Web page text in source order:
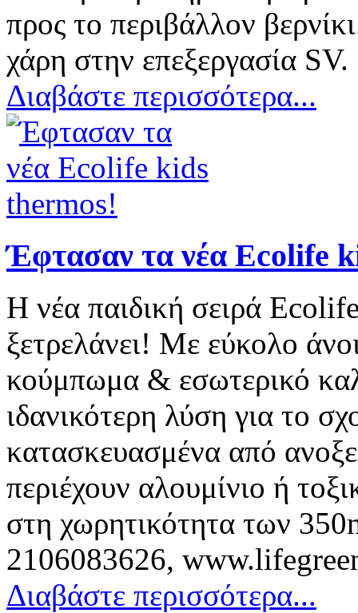
προς το περιβάλλον
χάρη στην επεξεργασία SV.
Διαβάστε περισσότερα...
Έφτασαν τα νέα Ecolife
Η νέα παιδική σειρά
ξετρελάνει! Με εύκολο
κούμπωμα & εσωτερικό
ιδανικότερη λύση για το
κατασκευασμένα από
περιέχουν αλουμίνιο ή
στη χωρητικότητα των
2106083626,
Διαβάστε περισσότερα...